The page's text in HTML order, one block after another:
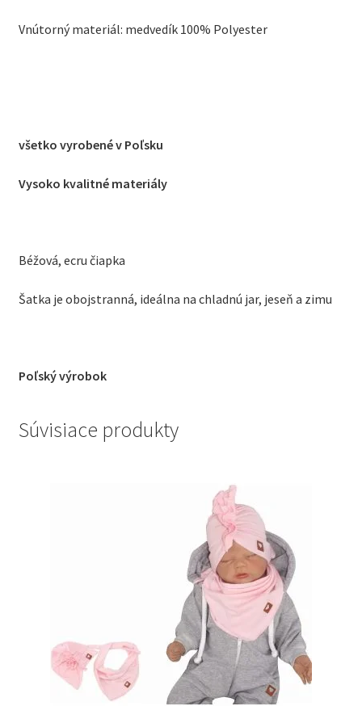
Vnútorný materiál: medvedík 100% Polyester
všetko vyrobené v Poľsku
Vysoko kvalitné materiály
Béžová, ecru čiapka
Šatka je obojstranná, ideálna na chladnú jar, jeseň a zimu
Poľský výrobok
Súvisiace produkty